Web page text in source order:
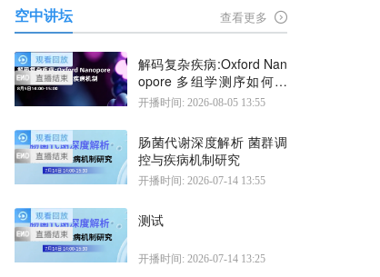
空中讲坛 查看更多
解码复杂疾病:Oxford Nan
opore 多组学测序如何揭
示疾病机制
开播时间: 2026-08-05 13:55
肠菌代谢深度解析 菌群调
控与疾病机制研究
开播时间: 2026-07-14 13:55
测试
开播时间: 2026-07-14 13:25